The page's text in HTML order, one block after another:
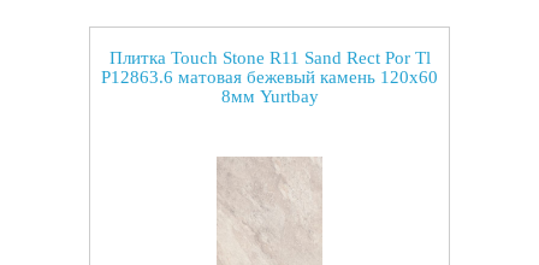
Плитка Touch Stone R11 Sand Rect Por Tl
P12863.6 матовая бежевый камень 120x60
8мм Yurtbay